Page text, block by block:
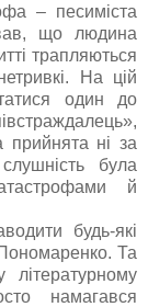
– песиміста
що людина
трапляються
На цій
один до
прийнята ні за
була
й
будь-які
Та
намагався